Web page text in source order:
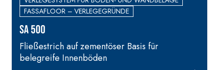
FASSAFLOOR – VERLEGEGRÜNDE
SA 500
Fließestrich auf zementöser Basis für
belegreife Innenböden